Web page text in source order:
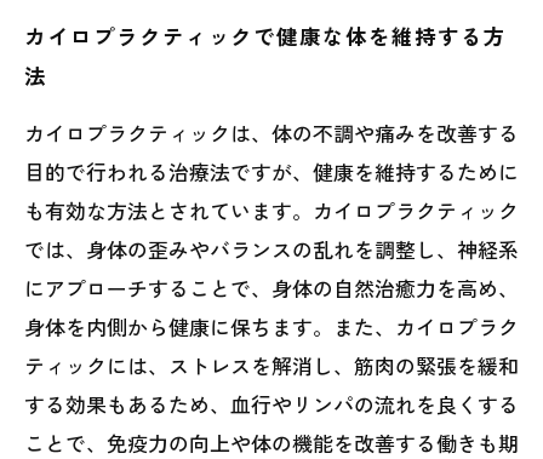
カイロプラクティックで健康な体を維持する方
法
カイロプラクティックは、体の不調や痛みを改善する
目的で行われる治療法ですが、健康を維持するために
も有効な方法とされています。カイロプラクティック
では、身体の歪みやバランスの乱れを調整し、神経系
にアプローチすることで、身体の自然治癒力を高め、
身体を内側から健康に保ちます。また、カイロプラク
ティックには、ストレスを解消し、筋肉の緊張を緩和
する効果もあるため、血行やリンパの流れを良くする
ことで、免疫力の向上や体の機能を改善する働きも期